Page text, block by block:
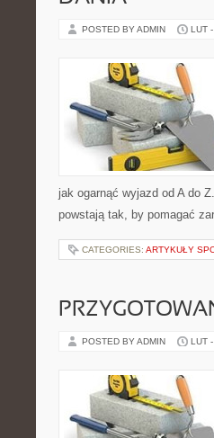
POSTED BY ADMIN LUT
jak ogarnąć wyjazd od A do
powstają tak, by pomagać
CATEGORIES: ARTYKUŁY
POSTED BY ADMIN LUT